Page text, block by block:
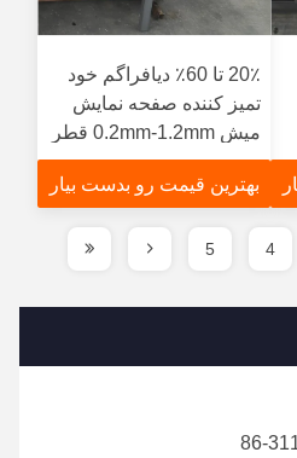
20٪ تا 60٪ دیافراگم خود
تمیز کننده صفحه نمایش
میش 0.2mm-1.2mm قطر
سیم 1.5kg-7.5kg ظرفیت
بار
بهترین قیمت رو بدست بیار
4
5
86-